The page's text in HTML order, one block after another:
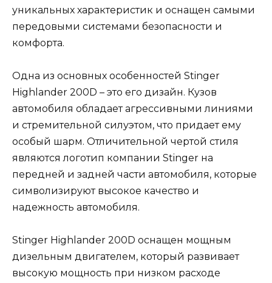
уникальных характеристик и оснащен самыми
передовыми системами безопасности и
комфорта.
Одна из основных особенностей Stinger
Highlander 200D – это его дизайн. Кузов
автомобиля обладает агрессивными линиями
и стремительной силуэтом, что придает ему
особый шарм. Отличительной чертой стиля
являются логотип компании Stinger на
передней и задней части автомобиля, которые
символизируют высокое качество и
надежность автомобиля.
Stinger Highlander 200D оснащен мощным
дизельным двигателем, который развивает
высокую мощность при низком расходе